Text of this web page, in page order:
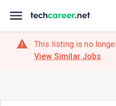
This listing is no
View Similar Jobs